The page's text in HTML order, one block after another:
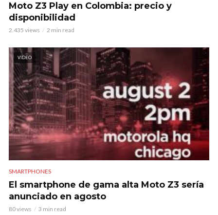
Moto Z3 Play en Colombia: precio y
disponibilidad
2.435 views 2 min read
VIDEO
SMARTPHONES
El smartphone de gama alta Moto Z3 sería
anunciado en agosto
80 views 3 min read